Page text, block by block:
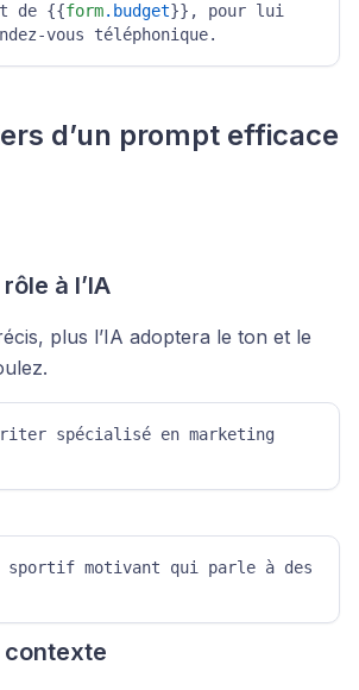
de {{form.budget}}, pour lui
vous téléphonique.
d’un prompt efficace
à l’IA
plus l’IA adoptera le ton et le
spécialisé en marketing
sportif motivant qui parle à des
contexte